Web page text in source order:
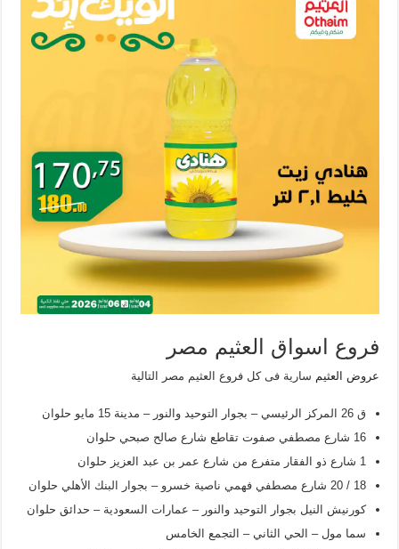
فروع اسواق العثيم مصر
عروض العثيم سارية فى كل فروع العثيم مصر التالية
ق 26 المركز الرئيسي – بجوار التوحيد والنور – مدينة 15 مايو حلوان
16 شارع مصطفي صفوت تقاطع شارع صالح صبحي حلوان
1 شارع ذو الفقار متفرع من شارع عمر بن عبد العزيز حلوان
18 / 20 شارع مصطفي فهمي ناصية خسرو – بجوار البنك الأهلي حلوان
كورنيش النيل بجوار التوحيد والنور – عمارات السعودية – حدائق حلوان
سما مول – الحي الثاني – التجمع الخامس